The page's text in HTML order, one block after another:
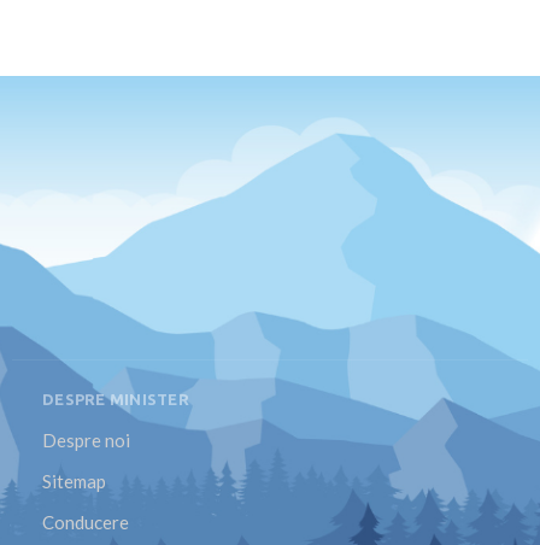
DESPRE MINISTER
Despre noi
Sitemap
Conducere